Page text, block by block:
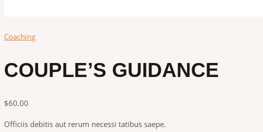
Coaching
COUPLE’S GUIDANCE
$60.00
Officiis debitis aut rerum necessi tatibus saepe.